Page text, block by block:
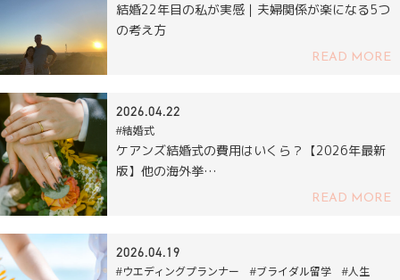
結婚22年目の私が実感｜夫婦関係が楽になる5つ
の考え方
READ MORE
2026.04.22
#結婚式
ケアンズ結婚式の費用はいくら？【2026年最新
版】他の海外挙…
READ MORE
2026.04.19
#ウエディングプランナー #ブライダル留学 #人生